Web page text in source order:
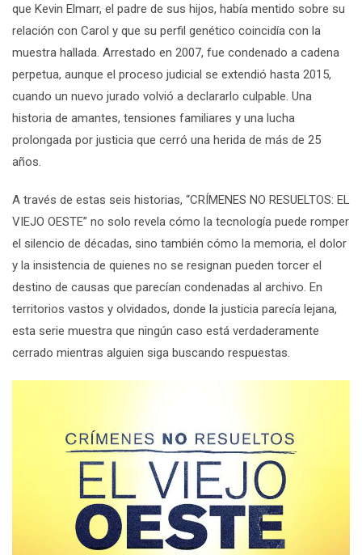
que Kevin Elmarr, el padre de sus hijos, había mentido sobre su
relación con Carol y que su perfil genético coincidía con la
muestra hallada. Arrestado en 2007, fue condenado a cadena
perpetua, aunque el proceso judicial se extendió hasta 2015,
cuando un nuevo jurado volvió a declararlo culpable. Una
historia de amantes, tensiones familiares y una lucha
prolongada por justicia que cerró una herida de más de 25
años.
A través de estas seis historias, “CRÍMENES NO RESUELTOS: EL
VIEJO OESTE” no solo revela cómo la tecnología puede romper
el silencio de décadas, sino también cómo la memoria, el dolor
y la insistencia de quienes no se resignan pueden torcer el
destino de causas que parecían condenadas al archivo. En
territorios vastos y olvidados, donde la justicia parecía lejana,
esta serie muestra que ningún caso está verdaderamente
cerrado mientras alguien siga buscando respuestas.